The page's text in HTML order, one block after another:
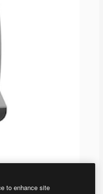
to enhance site